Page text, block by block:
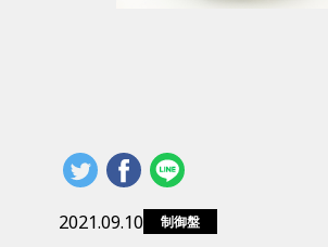
2021.09.10 制御盤